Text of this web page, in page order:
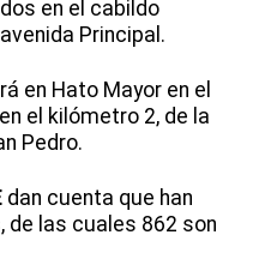
en el cabildo
Principal.
en Hato Mayor en el
el kilómetro 2, de la
Pedro.
dan cuenta que han
de las cuales 862 son